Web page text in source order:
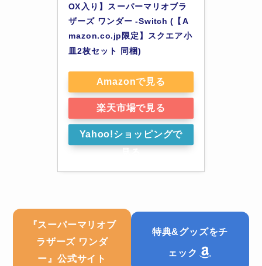
OX入り】スーパーマリオブラ
ザーズ ワンダー -Switch (【A
mazon.co.jp限定】スクエア小
皿2枚セット 同梱)
Amazonで見る
楽天市場で見る
Yahoo!ショッピングで
『スーパーマリオブ
ラザーズ ワンダ
ー 』公式サイト
特典&グッズをチ
ェック